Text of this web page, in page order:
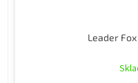
Leader Fox